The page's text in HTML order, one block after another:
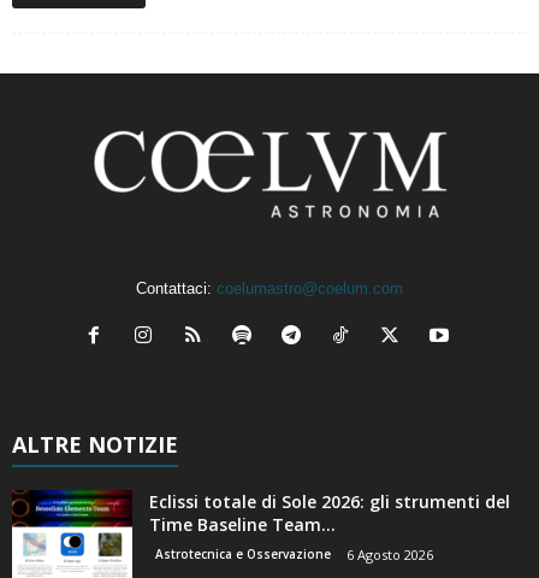
Contattaci: coelumastro@coelum.com
ALTRE NOTIZIE
Eclissi totale di Sole 2026: gli strumenti del
Time Baseline Team...
Astrotecnica e Osservazione 6 Agosto 2026